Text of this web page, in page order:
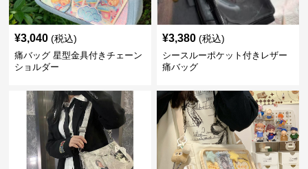
¥3,040 (税込)
痛バッグ 星型金具付きチェーン
ショルダー
¥3,380 (税込)
シースルーポケット付きレザー
痛バッグ